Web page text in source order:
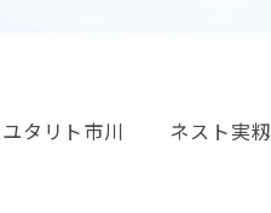
ユタリト市川 ネスト実籾